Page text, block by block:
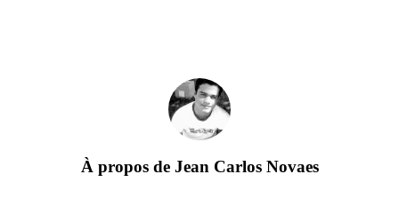
À propos de Jean Carlos Novaes